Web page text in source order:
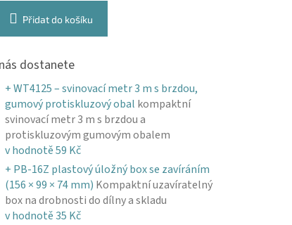
Přidat do košíku
dostanete
+ WT4125 – svinovací metr 3 m s brzdou,
gumový protiskluzový obal kompaktní
svinovací metr 3 m s brzdou a
protiskluzovým gumovým obalem
v hodnotě 59 Kč
+ PB-16Z plastový úložný box se zavíráním
(156 × 99 × 74 mm) Kompaktní uzavíratelný
box na drobnosti do dílny a skladu
v hodnotě 35 Kč